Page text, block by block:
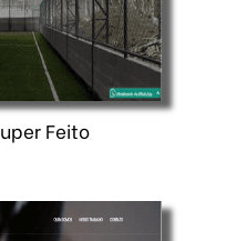
Feito